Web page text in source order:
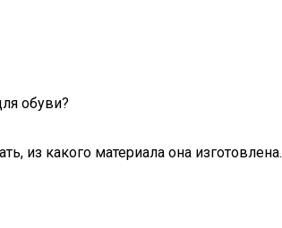
обуви?
из какого материала она изготовлена.